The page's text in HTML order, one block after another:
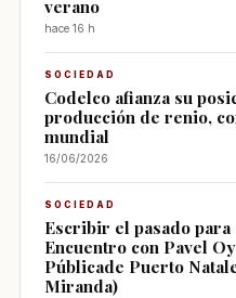
verano
hace 16 h
SOCIEDAD
Codelco afianza su
producción de renio,
mundial
16/06/2026
SOCIEDAD
Escribir el pasado
Encuentro con Pavel
Públicade Puerto
Miranda)